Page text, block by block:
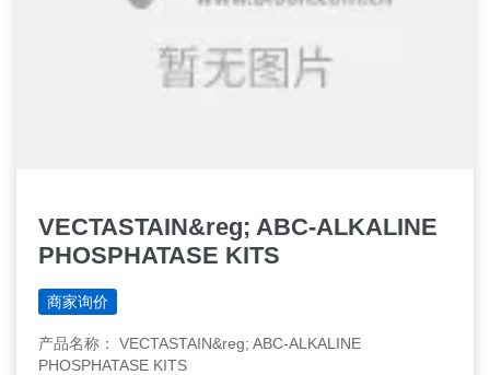
VECTASTAIN&reg; ABC-ALKALINE
PHOSPHATASE KITS
商家询价
产品名称： VECTASTAIN&reg; ABC-ALKALINE
PHOSPHATASE KITS